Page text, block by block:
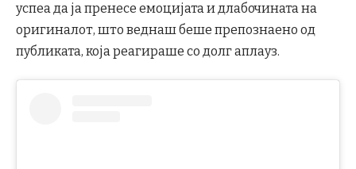
успеа да ја пренесе емоцијата и длабочината на
оригиналот, што веднаш беше препознаено од
публиката, која реагираше со долг аплауз.